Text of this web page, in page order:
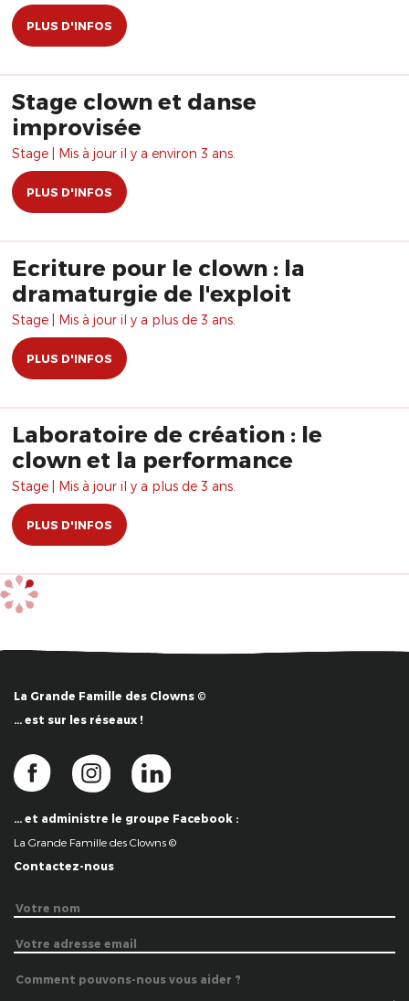
PLUS D'INFOS
Stage clown et danse
improvisée
Stage | Mis à jour il y a environ 3 ans.
PLUS D'INFOS
Ecriture pour le clown : la
dramaturgie de l'exploit
Stage | Mis à jour il y a plus de 3 ans.
PLUS D'INFOS
Laboratoire de création : le
clown et la performance
Stage | Mis à jour il y a plus de 3 ans.
PLUS D'INFOS
La Grande Famille des Clowns ©
… est sur les réseaux !
… et administre le groupe Facebook :
La Grande Famille des Clowns ©
Contactez-nous